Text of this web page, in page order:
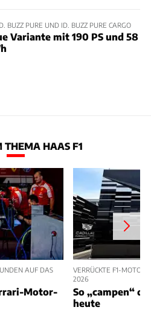
BUZZ PURE UND ID. BUZZ PURE CARGO
Variante mit 190 PS und 58
THEMA HAAS F1
AUF DAS
Motor-
VERRÜCKTE F1-
2026
So „campen“
heute